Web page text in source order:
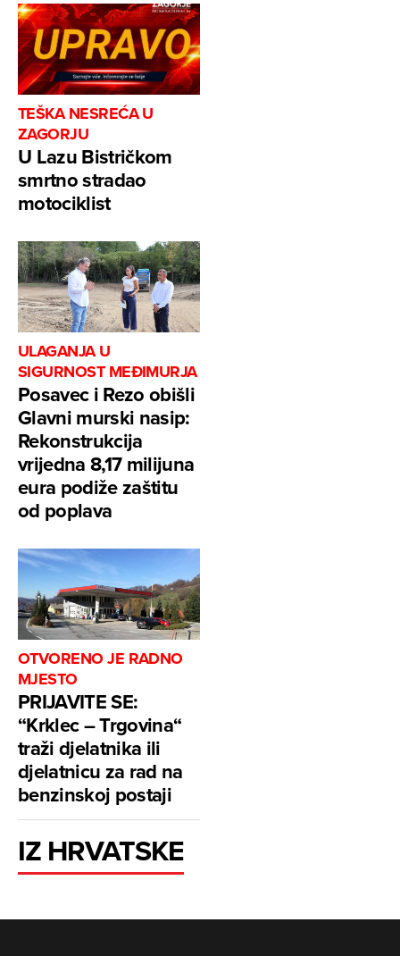
TEŠKA NESREĆA U
ZAGORJU
U Lazu Bistričkom
smrtno stradao
motociklist
ULAGANJA U
SIGURNOST MEĐIMURJA
Posavec i Rezo obišli
Glavni murski nasip:
Rekonstrukcija
vrijedna 8,17 milijuna
eura podiže zaštitu
od poplava
OTVORENO JE RADNO
MJESTO
PRIJAVITE SE:
“Krklec – Trgovina“
traži djelatnika ili
djelatnicu za rad na
benzinskoj postaji
IZ HRVATSKE